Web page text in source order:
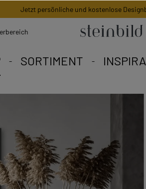
Jetzt persönliche und kostenlose
SORTIMENT
Bild ist ein
Eine Vielfalt